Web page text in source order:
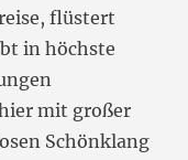
flüstert
in höchste
mit großer
Schönklang